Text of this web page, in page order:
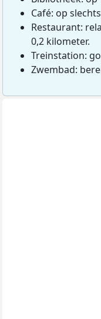
Café: op
Restaurant:
0,2 kilometer.
Treinstation:
Zwembad: